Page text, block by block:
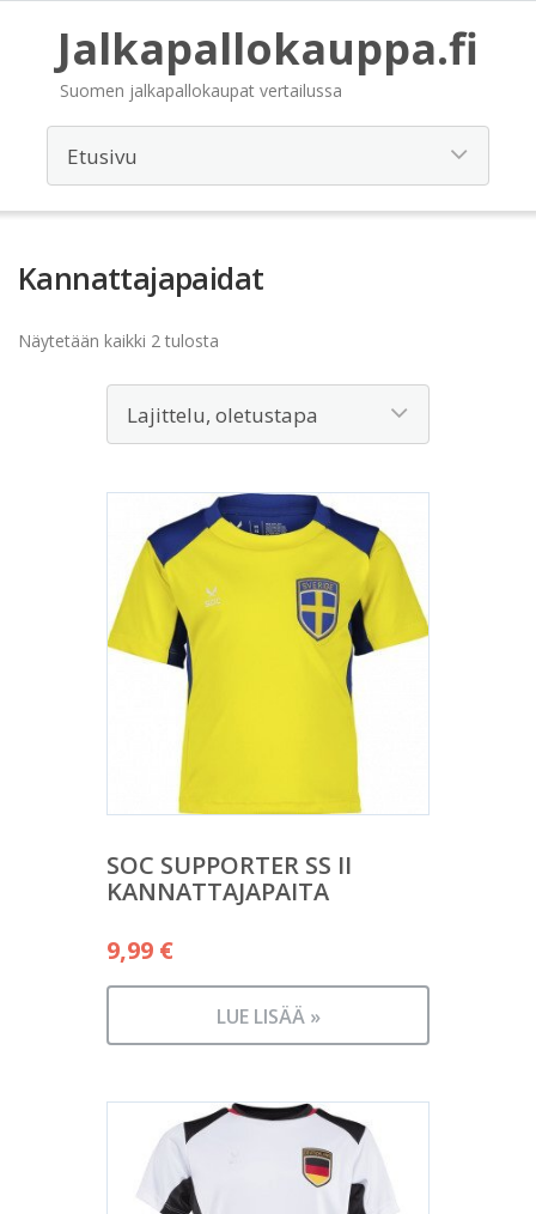
Jalkapallokauppa.fi
Suomen jalkapallokaupat vertailussa
Kannattajapaidat
Näytetään kaikki 2 tulosta
SOC SUPPORTER SS II
KANNATTAJAPAITA
9,99 €
LUE LISÄÄ »